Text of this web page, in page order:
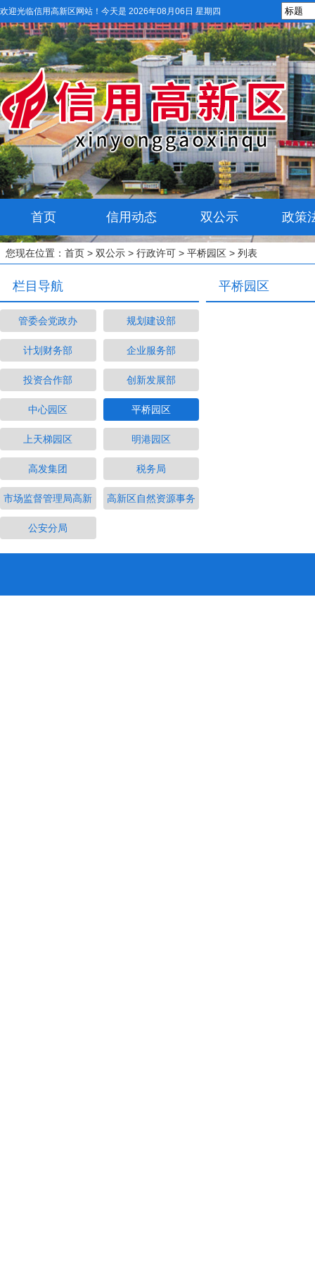
欢迎光临信用高新区网站！ 今天是 2026年08月06日 星期四
首页 信用动态 双公示 政策
您现在位置： 首页 > 双公示 > 行政许可 > 平桥园区 > 列表
栏目导航
管委会党政办 规划建设部
计划财务部 企业服务部
投资合作部 创新发展部
中心园区 平桥园区
上天梯园区 明港园区
高发集团 税务局
市场监督管理局高新 高新区自然资源事务
公安分局
平桥园区